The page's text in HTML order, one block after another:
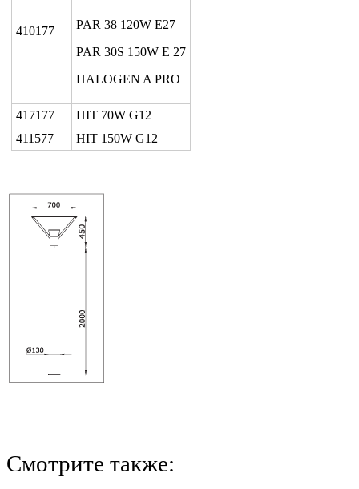
410177
PAR 38 120W E27
PAR 30S 150W E 27
HALOGEN A PRO
417177
HIT 70W G12
411577
HIT 150W G12
Смотрите также: